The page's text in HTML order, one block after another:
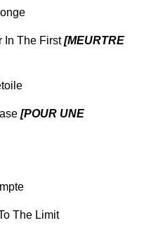
In The First[MEURTRE
[POUR UNE
The Limit